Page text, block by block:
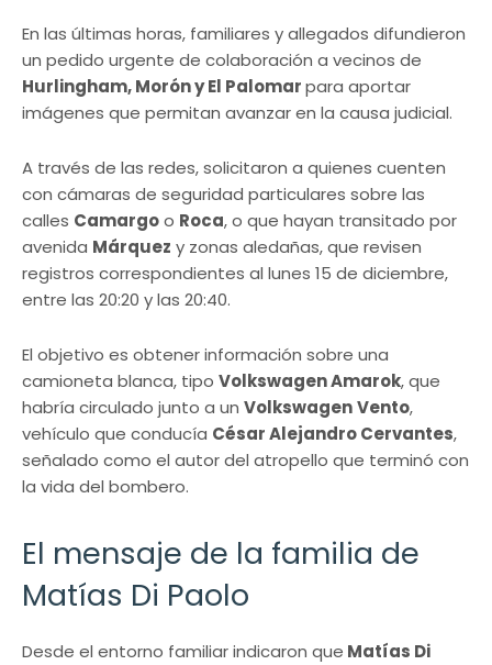
En las últimas horas, familiares y allegados difundieron
un pedido urgente de colaboración a vecinos de
Hurlingham, Morón y El Palomarpara aportar
imágenes que permitan avanzar en la causa judicial.
A través de las redes, solicitaron a quienes cuenten
con cámaras de seguridad particulares sobre las
calles Camargoo Roca, o que hayan transitado por
avenida Márquez y zonas aledañas, que revisen
registros correspondientes al lunes 15 de diciembre,
entre las 20:20 y las 20:40.
El objetivo es obtener información sobre una
camioneta blanca, tipo Volkswagen Amarok, que
habría circulado junto a un VolkswagenVento,
vehículo que conducía César Alejandro Cervantes,
señalado como el autor del atropello que terminó con
la vida del bombero.
El mensaje de la familia de
Matías Di Paolo
Desde el entorno familiar indicaron que Matías Di